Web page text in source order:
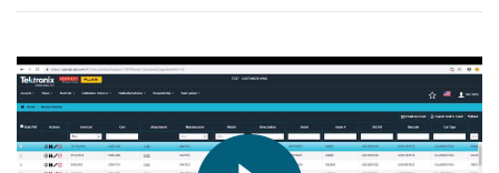
DEUTSCH
VIỆT NAM
简体中文